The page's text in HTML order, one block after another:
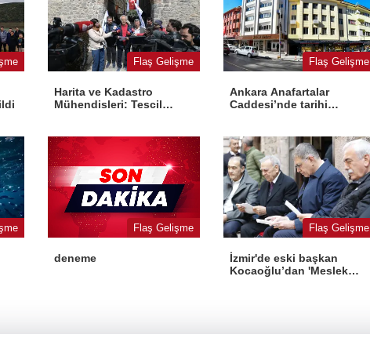
Flaş Gelişme
Harita ve Kadastro
Mühendisleri: Tescil
Flaş Gelişme
Ankara Anafartalar
Caddesi’nde tarihi
Flaş Gelişme
deneme
Flaş Gelişme
İzmir'de eski başkan
Kocaoğlu’dan 'Meslek